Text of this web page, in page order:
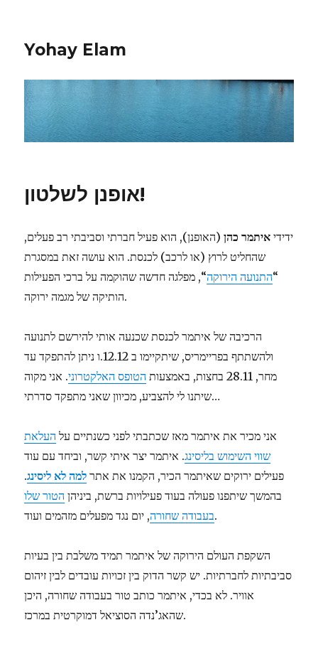
Yohay Elam
אופנן לשלטון!
ידידי איתמר כהן (האופנן), הוא פעיל חברתי וסביבתי רב פעלים,
שהחליט לרוץ (או לרכב) לכנסת. הוא עושה זאת במסגרת
“התנועה הירוקה“, מפלגה חדשה שהוקמה על ברכי הפעילות
הותיקה של מגמה ירוקה.
הרכיבה של איתמר לכנסת שכנעה אותי להירשם לתנועה
ולהשתתף בפריימריס, שיתקיימו ב 12.12.ו ניתן להתפקד עד
מחר, 28.11 בחצות, באמצעות
הטופס האלקטרוני. אני מקוה
שיתנו לי להצביע, מכיוון שאני מתפקד סדרתי…
אני מכיר את איתמר מאז שכתבתי לפני כשנתיים על העלאת
שווי השימוש בליסינג. איתמר יצר איתי קשר, וביחד עם עוד
פעילים ירוקים שאיתמר הכיר, הקמנו את אתר למה לא ליסינג.
בהמשך שיתפנו פעולה בעוד פעילויות ברשת, ביניהן הטור שלו
בעבודה שחורה, יום נגד מפעלים מזהמים ועוד.
השקפת העולם הירוקה של איתמר תמיד משלבת בין בעיות
סביבתיות לחברתיות. יש קשר הדוק בין זכויות עובדים לבין זיהום
אוויר. לא בכדי, איתמר כותב טור בעבודה שחורה, היכן
שהאג’נדה הסוציאל דמוקרטית במרכז.